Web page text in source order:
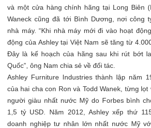
và một cửa hàng chính hãng tại Long Biên
Waneck cũng đã tới Bình Dương, nơi công
nhà máy. “Khi nhà máy mới đi vào hoạt
động của Ashley tại Việt Nam sẽ tăng từ
Đây là kế hoạch của hãng sau khi rút bớt
Quốc”, ông Nam chia sẻ về đối tác.
Ashley Furniture Industries thành lập năm
của hai cha con Ron và Todd Wanek, từng
người giàu nhất nước Mỹ do Forbes bình
1,5 tỷ USD. Năm 2012, Ashley xếp thứ
doanh nghiệp tư nhân lớn nhất nước Mỹ